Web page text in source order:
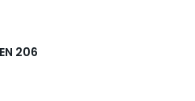
206